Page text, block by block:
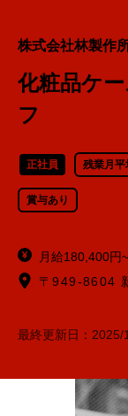
株式会社林製作
化粧品ケ
フ
正社員 残業月平
賞与あり
月給180,400円
〒949-8604
最終更新日： 2025/